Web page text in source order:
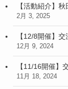
【活動紹介】
2月 3, 2025
【12/8開催】
12月 9, 2024
【11/16開催】
11月 18, 2024